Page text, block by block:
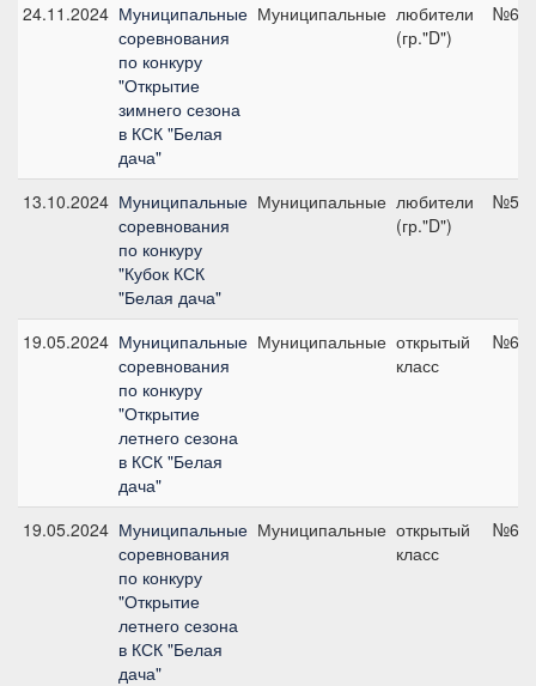
24.11.2024 Муниципальные
соревнования
по конкуру
"Открытие
зимнего сезона
в КСК "Белая
дача"
Муниципальные любители
(гр."D")
№6,
13.10.2024 Муниципальные
соревнования
по конкуру
"Кубок КСК
"Белая дача"
Муниципальные любители
(гр."D")
№5,
19.05.2024 Муниципальные
соревнования
по конкуру
"Открытие
летнего сезона
в КСК "Белая
дача"
Муниципальные открытый
класс
№6,
19.05.2024 Муниципальные
соревнования
по конкуру
"Открытие
летнего сезона
в КСК "Белая
дача"
Муниципальные открытый
класс
№6,